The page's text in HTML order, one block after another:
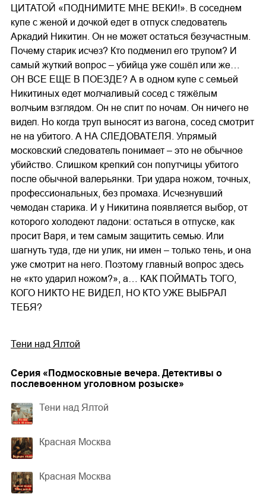
ЦИТАТОЙ «ПОДНИМИТЕ МНЕ ВЕКИ!». В соседнем
купе с женой и дочкой едет в отпуск следователь
Аркадий Никитин. Он не может остаться безучастным.
Почему старик исчез? Кто подменил его трупом? И
самый жуткий вопрос – убийца уже сошёл или же…
ОН ВСЕ ЕЩЕ В ПОЕЗДЕ? А в одном купе с семьей
Никитиных едет молчаливый сосед с тяжёлым
волчьим взглядом. Он не спит по ночам. Он ничего не
видел. Но когда труп выносят из вагона, сосед смотрит
не на убитого. А НА СЛЕДОВАТЕЛЯ. Упрямый
московский следователь понимает – это не обычное
убийство. Слишком крепкий сон попутчицы убитого
после обычной валерьянки. Три удара ножом, точных,
профессиональных, без промаха. Исчезнувший
чемодан старика. И у Никитина появляется выбор, от
которого холодеют ладони: остаться в отпуске, как
просит Варя, и тем самым защитить семью. Или
шагнуть туда, где ни улик, ни имен – только тень, и она
уже смотрит на него. Поэтому главный вопрос здесь
не «кто ударил ножом?», а… КАК ПОЙМАТЬ ТОГО,
КОГО НИКТО НЕ ВИДЕЛ, НО КТО УЖЕ ВЫБРАЛ
ТЕБЯ?
Тени над Ялтой
Cерия « Подмосковные вечера. Детективы о
послевоенном уголовном розыске»
Тени над Ялтой
Красная Москва
Красная Москва